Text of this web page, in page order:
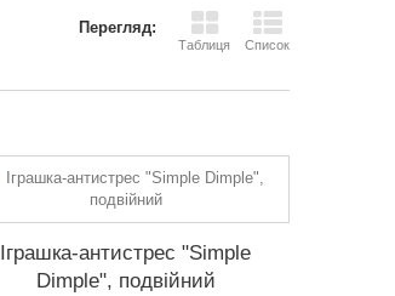
Перегляд:
Таблиця Список
Іграшка-антистрес "Simple
Dimple", подвійний